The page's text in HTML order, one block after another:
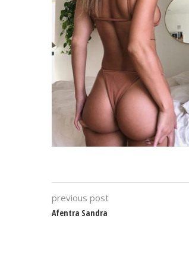
previous post
Afentra Sandra